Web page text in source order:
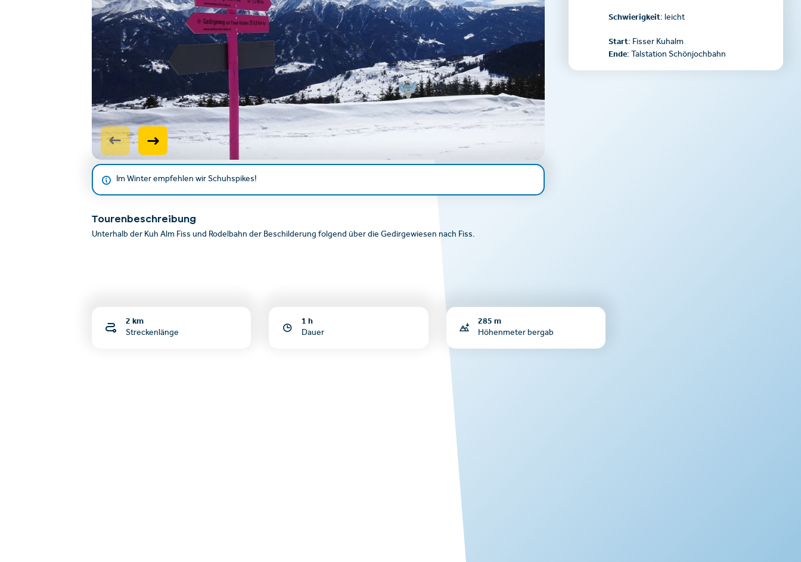
Im Winter empfehlen wir Schuhspikes!
Tourenbeschreibung
Unterhalb der Kuh Alm Fiss und Rodelbahn der Beschilderung folgend über die Gedirgewiesen nach Fiss.
Schwierigkeit: leicht
Start: Fisser Kuhalm
Ende: Talstation Schönjochbahn
2 km
Streckenlänge
1 h
Dauer
285 m
Höhenmeter bergab